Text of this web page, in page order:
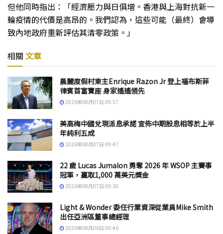
但他同時指出：「經濟壓力與日俱增。香港與上海對抗新一
輪疫情的代價是高昂的。我們認為，這些可能（最終）會導
致內地政府重新評估其清零政策。」
相關 文章
晨麗度假村東主Enrique Razon Jr 登上福布斯菲
律賓首富寶座 身家遙遙領先
2026年08月07日 09:57
美高梅中國兌現派息承諾 宣佈中期股息相等於上半
年純利五成
2026年08月07日 09:47
22 歲 Lucas Jumalon 勇奪 2026 年 WSOP 主賽事
冠軍，贏取1,000 萬美元獎金
2026年08月07日 09:30
Light & Wonder 委任行業資深從業員Mike Smith
出任亞洲區董事總經理
2026年08月06日 09:46